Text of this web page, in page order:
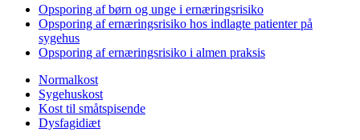
Opsporing af børn og unge i ernæringsrisiko
Opsporing af ernæringsrisiko hos indlagte patienter på
sygehus
Opsporing af ernæringsrisiko i almen praksis
Normalkost
Sygehuskost
Kost til småtspisende
Dysfagidiæt